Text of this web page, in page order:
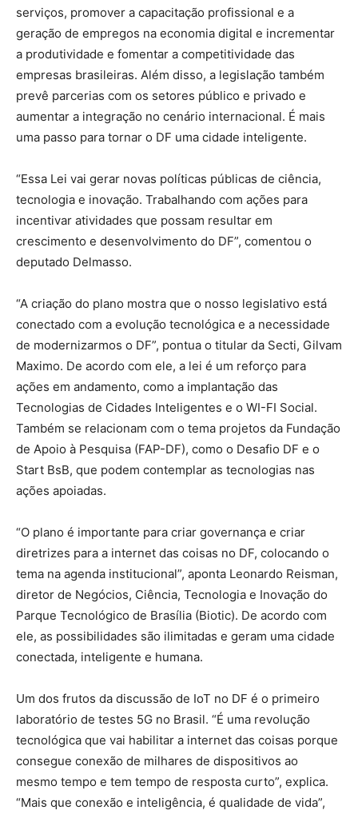
serviços, promover a capacitação profissional e a
geração de empregos na economia digital e incrementar
a produtividade e fomentar a competitividade das
empresas brasileiras. Além disso, a legislação também
prevê parcerias com os setores público e privado e
aumentar a integração no cenário internacional. É mais
uma passo para tornar o DF uma cidade inteligente.
“Essa Lei vai gerar novas políticas públicas de ciência,
tecnologia e inovação. Trabalhando com ações para
incentivar atividades que possam resultar em
crescimento e desenvolvimento do DF”, comentou o
deputado Delmasso.
“A criação do plano mostra que o nosso legislativo está
conectado com a evolução tecnológica e a necessidade
de modernizarmos o DF”, pontua o titular da Secti, Gilvam
Maximo. De acordo com ele, a lei é um reforço para
ações em andamento, como a implantação das
Tecnologias de Cidades Inteligentes e o WI-FI Social.
Também se relacionam com o tema projetos da Fundação
de Apoio à Pesquisa (FAP-DF), como o Desafio DF e o
Start BsB, que podem contemplar as tecnologias nas
ações apoiadas.
“O plano é importante para criar governança e criar
diretrizes para a internet das coisas no DF, colocando o
tema na agenda institucional”, aponta Leonardo Reisman,
diretor de Negócios, Ciência, Tecnologia e Inovação do
Parque Tecnológico de Brasília (Biotic). De acordo com
ele, as possibilidades são ilimitadas e geram uma cidade
conectada, inteligente e humana.
Um dos frutos da discussão de IoT no DF é o primeiro
laboratório de testes 5G no Brasil. “É uma revolução
tecnológica que vai habilitar a internet das coisas porque
consegue conexão de milhares de dispositivos ao
mesmo tempo e tem tempo de resposta curto”, explica.
“Mais que conexão e inteligência, é qualidade de vida”,